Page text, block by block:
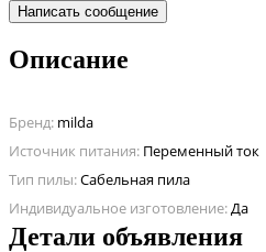
Написать сообщение
Описание
Бренд: milda
Источник питания: Переменный ток
Тип пилы:Сабельная пила
Индивидуальное изготовление:Да
Детали объявления